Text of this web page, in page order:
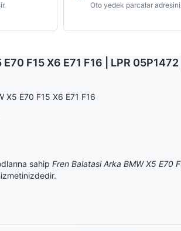
Oto yedek parcalar
F15 X6 E71 F16 | LPR
X5 E70 F15 X6 E71 F16
sahip Fren Balatasi Arka BMW X5 E70